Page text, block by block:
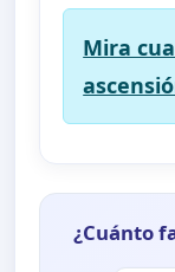
Mira
¿Cuánto